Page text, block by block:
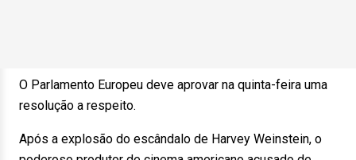
O Parlamento Europeu deve aprovar na quinta-feira uma
resolução a respeito.
Após a explosão do escândalo de Harvey Weinstein, o